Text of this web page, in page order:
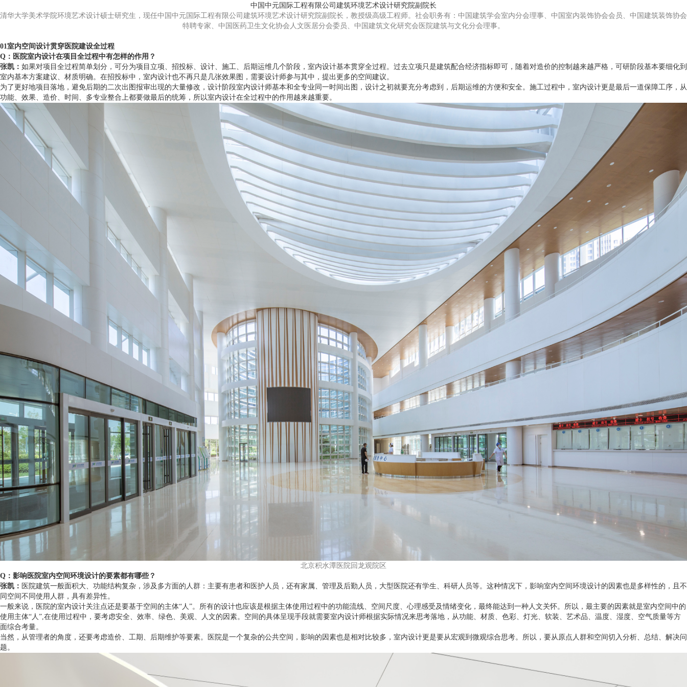
中国中元国际工程有限公司建筑环境艺术设计研究院副院长
清华大学美术学院环境艺术设计硕士研究生，现任中国中元国际工程有限公司建筑环境艺术设计研究院副院长，教授级高级工程师。社会职务有：中国建筑学会室内分会理事、中国室内装饰协会会员、中国建筑装饰协会
特聘专家、中国医药卫生文化协会人文 医居分会委员、中国建筑文化研究会医院建筑与文化分会理事。
01室内空间设计贯穿医院建设全过程
Q：医院室内设计在项目全过程中有怎样的作用？
张凯： 如果对项目全过程简单划分，可分为项目立项、招投标、设计、施工、后期运维几个阶段，室内设计基本贯穿全过程。过去立项只是建筑配合经济指标即可，随着对造价的控制越来越严格，可研阶段基本要细化到
室内基本方案建议、材质明确。在招投标中，室内设计也不再只是几张效果图，需要设计师参与其中，提出更多的空间建议。
为了更好地项目落地，避免后期的二次出图报审出现的大量修改，设计阶段室内设计师基本和全专业同一时间出图，设计之初就要充分考虑到，后期运维的方便和安全。施工过程中，室内设计更是最后一道保障工序，从
功能、效果、造价、时间、多专业整合上都要做最后的统筹，所以室内设计在全过程中的作用越来越重要。
北京积水潭医院回龙观院区
Q：影响医院室内空间环境设计的要素都有哪些？
张凯： 医院建筑一般面积大、功能结构复杂，涉及多方面的人群：主要有患者和医护人员，还有家属、管理及后勤人员，大型医院还有学生、科研人员等。这种情况下，影响室内空间环境设计的因素也是多样性的，且不
同空间不同使用人群，具有差异性。
一般来说，医院的室内设计关注点还是要基于空间的主体“人”。所有的设计也应该是根据主体使用过程中的功能流线、空间尺度、心理感受及情绪变化，最终能达到一种人文关怀。所以，最主要的因素就是室内空间中的
使用主体“人”,在使用过程中，要考虑安全、效率、绿色、美观、人文的因素。空间的具体呈现手段就需要室内设计师根据实际情况来思考落地，从功能、材质、色彩、灯光、软装、艺术品、温度、湿度、空气质量等方
面综合考量。
当然，从管理者的角度，还要考虑造价、工期、后期维护等要素。医院是一个复杂的公共空间，影响的因素也是相对比较多，室内设计更是要从宏观到微观综合思考。所以，要从原点人群和空间切入分析、总结、解决问
题。